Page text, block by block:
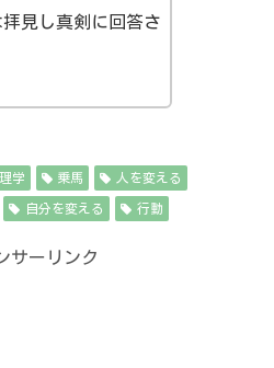
見し真剣に回答さ
学 乗馬 人を変える
自分を変える 行動
サーリンク